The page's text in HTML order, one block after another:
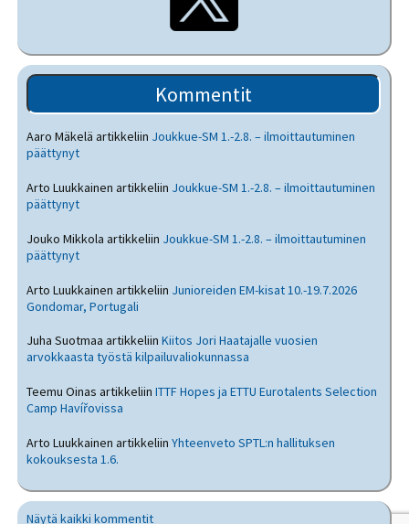
Kommentit
Aaro Mäkelä artikkeliin Joukkue-SM 1.-2.8. – ilmoittautuminen
päättynyt
Arto Luukkainen artikkeliin Joukkue-SM 1.-2.8. – ilmoittautuminen
päättynyt
Jouko Mikkola artikkeliin Joukkue-SM 1.-2.8. – ilmoittautuminen
päättynyt
Arto Luukkainen artikkeliin Junioreiden EM-kisat 10.-19.7.2026
Gondomar, Portugali
Juha Suotmaa artikkeliinKiitos Jori Haatajalle vuosien
arvokkaasta työstä kilpailuvaliokunnassa
Teemu Oinas artikkeliinITTF Hopes ja ETTU Eurotalents Selection
Camp Havířovissa
Arto Luukkainen artikkeliinYhteenveto SPTL:n hallituksen
kokouksesta 1.6.
Näytä kaikki kommentit